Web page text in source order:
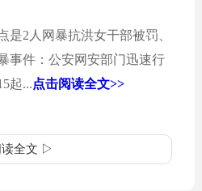
是2人网暴抗洪女干部被罚、
事件：公安网安部门迅速行
起...点击阅读全文>>
读全文 ▷